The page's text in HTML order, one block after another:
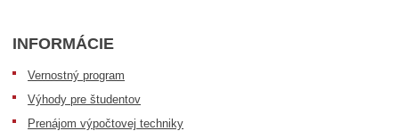
INFORMÁCIE
Vernostný program
Výhody pre študentov
Prenájom výpočtovej techniky